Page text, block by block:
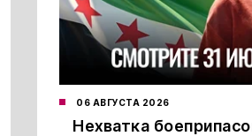
06 АВГУСТА 2026
Нехватка